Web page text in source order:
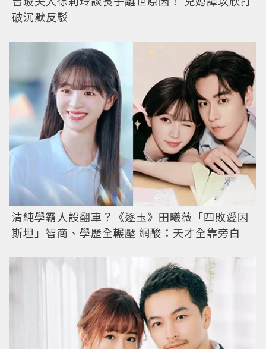
破沉默反駁
清純學霸人設翻車？《逐玉》田曦薇「四敗愛因
斯坦」智商、學歷全輾壓 網酸：天才全靠旁白